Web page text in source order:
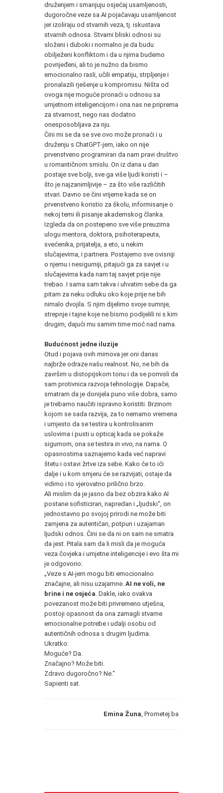
druženjem i smanjuju osjećaj usamljenosti,
dugoročne veze sa AI pojačavaju usamljenost
jer izoliraju od stvarnih veza, tj. iskustava
stvarnih odnosa. Stvarni bliski odnosi su
složeni i duboki i normalno je da budu
obilježeni konfliktom i da u njima budemo
povrijeđeni, ali to je nužno da bismo
emocionalno rasli, učili empatiju, strpljenje i
pronalazili rješenje u kompromisu. Ništa od
ovoga nije moguće pronaći u odnosu sa
umjetnom inteligencijom i ona nas ne priprema
za stvarnost, nego nas dodatno
onesposobljava za nju.
Čini mi se da se sve ovo može pronaći i u
druženju s ChatGPT-jem, iako on nije
prvenstveno programiran da nam pravi društvo
u romantičnom smislu. On iz dana u dan
postaje sve bolji, sve ga više ljudi koristi i –
što je najzanimljivije – za što više različitih
stvari. Davno se čini vrijeme kada se on
prvenstveno koristio za školu, informisanje o
nekoj temi ili pisanje akademskog članka.
Izgleda da on postepeno sve više preuzima
ulogu mentora, doktora, psihoterapeuta,
svećenika, prijatelja, a eto, u nekim
slučajevima, i partnera. Postajemo sve ovisniji
o njemu i nesigurniji, pitajući ga za savjet i u
slučajevima kada nam taj savjet prije nije
trebao. I sama sam takva i uhvatim sebe da ga
pitam za neku odluku oko koje prije ne bih
nimalo dvojila. S njim dijelimo svoje sumnje,
strepnje i tajne koje ne bismo podijelili ni s kim
drugim, dajući mu samim time moć nad nama.
Budućnost jedne iluzije
Otud i pojava ovih mimova jer oni danas
najbrže odraze našu realnost. No, ne bih da
završim u distopijskom tonu i da se pomisli da
sam protivnica razvoja tehnologije. Dapače,
smatram da je donijela puno više dobra, samo
je trebamo naučiti ispravno koristiti. Brzinom
kojom se sada razvija, za to nemamo vremena
i umjesto da se testira u kontrolisanim
uslovima i pusti u opticaj kada se pokaže
sigurnom, ona se testira in vivo , na nama. O
opasnostima saznajemo kada već napravi
štetu i ostavi žrtve iza sebe. Kako će to ići
dalje i u kom smjeru će se razvijati, ostaje da
vidimo i to vjerovatno prilično brzo.
Ali mislim da je jasno da bez obzira kako AI
postane sofisticiran, napredan i „ljudski“, on
jednostavno po svojoj prirodi ne može biti
zamjena za autentičan, potpun i uzajaman
ljudski odnos. Čini se da ni on sam ne smatra
da jest. Pitala sam da li misli da je moguća
veza čovjeka i umjetne inteligencije i evo šta mi
je odgovorio:
„Veze s AI-jem mogu biti emocionalno
značajne, ali nisu uzajamne. AI ne voli, ne
brine i ne osjeća . Dakle, iako ovakva
povezanost može biti privremeno utješna,
postoji opasnost da ona zamagli stvarne
emocionalne potrebe i udalji osobu od
autentičnih odnosa s drugim ljudima.
Ukratko:
Moguće? Da.
Značajno? Može biti.
Zdravo dugoročno? Ne.“
Sapienti sat.
Emina Žuna , Prometej.ba